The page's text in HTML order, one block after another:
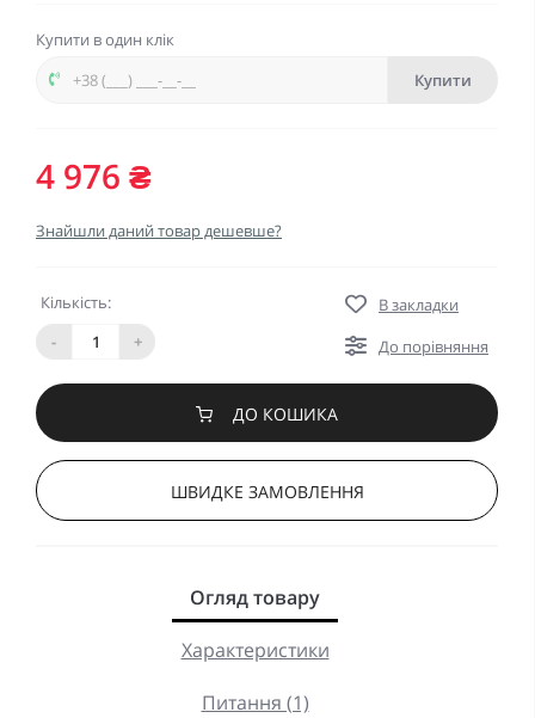
Купити в один клік
Купити
4 976 ₴
Знайшли даний товар дешевше?
Кількість:
-
+
В закладки
До порівняння
ДО КОШИКА
ШВИДКЕ ЗАМОВЛЕННЯ
Огляд товару
Характеристики
Питання (1)